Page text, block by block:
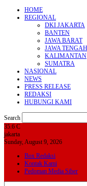
HOME
REGIONAL
DKI JAKARTA
BANTEN
JAWA BARAT
JAWA
KALIMANTAN
SUMATRA
NASIONAL
NEWS
PRESS RELEASE
REDAKSI
HUBUNGI KAMI
Search
35.6 C
jakarta
Sunday, August 9, 2026
Box Redaksi
Kontak Kami
Pedoman Media Siber